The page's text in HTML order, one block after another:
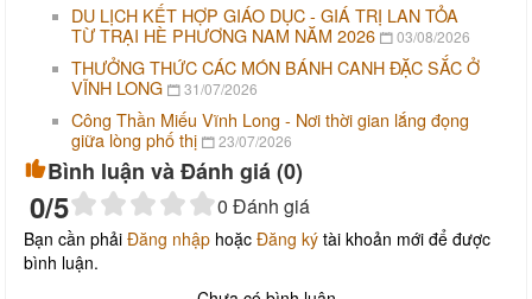
DU LỊCH KẾT HỢP GIÁO DỤC - GIÁ TRỊ LAN TỎA
TỪ TRẠI HÈ PHƯƠNG NAM NĂM 2026
03/08/2026
THƯỞNG THỨC CÁC MÓN BÁNH CANH ĐẶC SẮC Ở
VĨNH LONG
31/07/2026
Công Thần Miếu Vĩnh Long - Nơi thời gian lắng đọng
giữa lòng phố thị
23/07/2026
Bình luận và Đánh giá (0)
0/5 0 Đánh giá
Bạn cần phải Đăng nhập hoặc Đăng ký tài khoản mới để được
bình luận.